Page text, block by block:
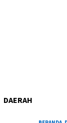
DAERAH